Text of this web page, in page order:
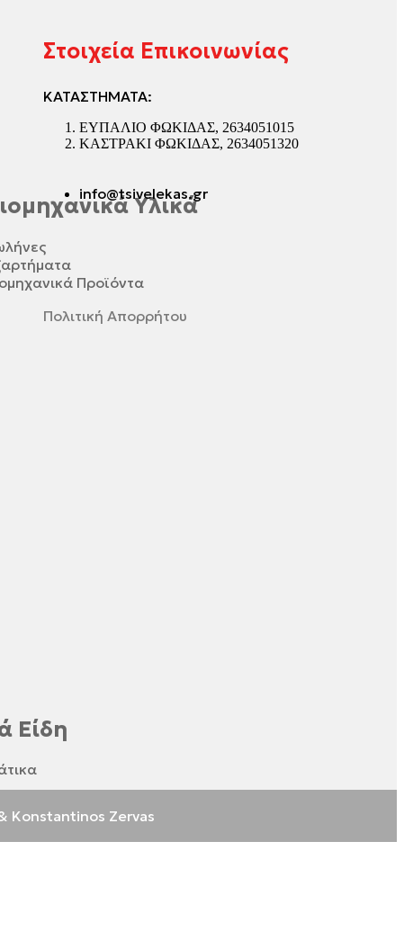
Υλικά
Προϊόντα
Είδη
Στοιχεία Επικοινωνίας
ΚΑΤΑΣΤΗΜΑΤΑ:
ΕΥΠΑΛΙΟ ΦΩΚΙΔΑΣ, 2634051015
ΚΑΣΤΡΑΚΙ ΦΩΚΙΔΑΣ, 2634051320
info@tsivelekas.gr
Πολιτική Απορρήτου
Konstantinos Zervas